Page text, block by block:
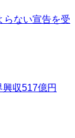
らない宣告を受
収517億円